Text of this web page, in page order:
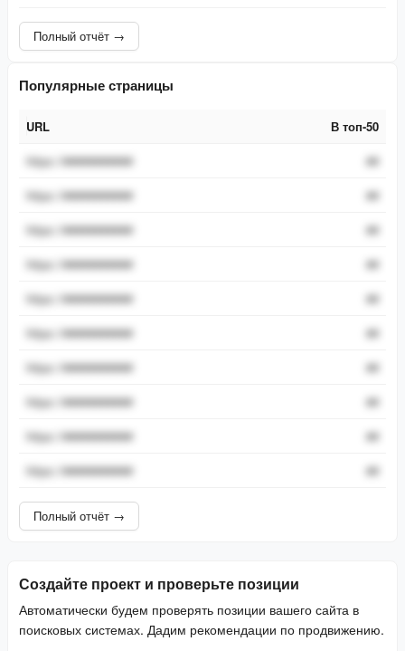
Полный отчёт →
Популярные страницы
URL
В топ-50
URL
https://###########
##
https://###########
##
https://###########
##
https://###########
##
https://###########
##
https://###########
##
https://###########
##
https://###########
##
https://###########
##
https://###########
##
Полный отчёт →
Создайте проект и проверьте позиции
Автоматически будем проверять позиции вашего сайта в
поисковых системах. Дадим рекомендации по продвижению.